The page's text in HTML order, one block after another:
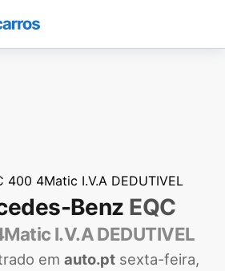
400 4Matic I.V.A DEDUTIVEL
Benz EQC
I.V.A DEDUTIVEL
em auto.pt sexta-feira,